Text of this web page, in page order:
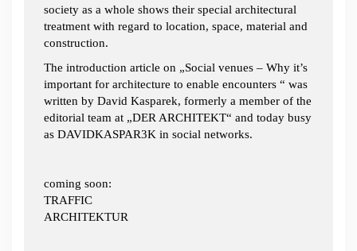
society as a whole shows their special architectural
treatment with regard to location, space, material and
construction.
The introduction article on „Social venues – Why it’s
important for architecture to enable encounters “ was
written by David Kasparek, formerly a member of the
editorial team at „DER ARCHITEKT“ and today busy
as DAVIDKASPAR3K in social networks.
coming soon:
TRAFFIC
ARCHITEKTUR